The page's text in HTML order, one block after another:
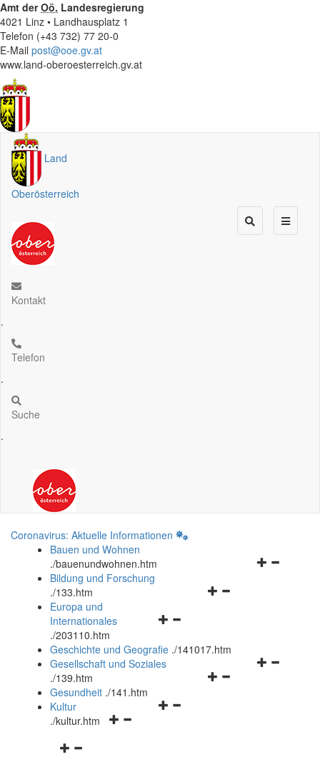
Amt derOö. Landesregierung
4021 Linz • Landhausplatz 1
Telefon (+43 732) 77 20-0
E-Mail post@ooe.gv.at
www.land-oberoesterreich.gv.at
Land
Oberösterreich
Kontakt
.
Telefon
.
Suche
.
Coronavirus: Aktuelle Informationen
Bauen und Wohnen
./bauenundwohnen.htm
Navigationsmenü
Bildung und Forschung
./133.htm
Navigationsmenü
und
schließen
Europa und
Internationales
./203110.htm
Geschichte und Geografie ./141017.htm
Navigationsmenü
Gesellschaft und Soziales
./139.htm
Navigationsmenü
Gesundheit ./141.htm
Navigationsmenü
Kultur
./kultur.htm
Navigationsmenü